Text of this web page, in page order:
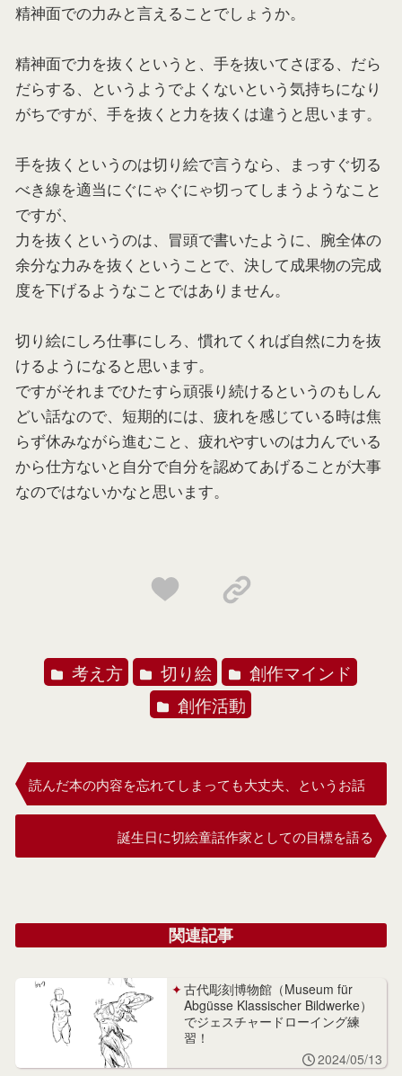
精神面での力みと言えることでしょうか。
精神面で力を抜くというと、手を抜いてさぼる、だら
だらする、というようでよくないという気持ちになり
がちですが、手を抜くと力を抜くは違うと思います。
手を抜くというのは切り絵で言うなら、まっすぐ切る
べき線を適当にぐにゃぐにゃ切ってしまうようなこと
ですが、
力を抜くというのは、冒頭で書いたように、腕全体の
余分な力みを抜くということで、決して成果物の完成
度を下げるようなことではありません。
切り絵にしろ仕事にしろ、慣れてくれば自然に力を抜
けるようになると思います。
ですがそれまでひたすら頑張り続けるというのもしん
どい話なので、短期的には、疲れを感じている時は焦
らず休みながら進むこと、疲れやすいのは力んでいる
から仕方ないと自分で自分を認めてあげることが大事
なのではないかなと思います。
考え方 切り絵
創作マインド
創作活動
読んだ本の内容を忘れてしまっても大丈夫、というお話
誕生日に切絵童話作家としての目標を語る
関連記事
古代彫刻博物館（Museum für
Abgüsse Klassischer Bildwerke）
でジェスチャードローイング練
習！
2024/05/13